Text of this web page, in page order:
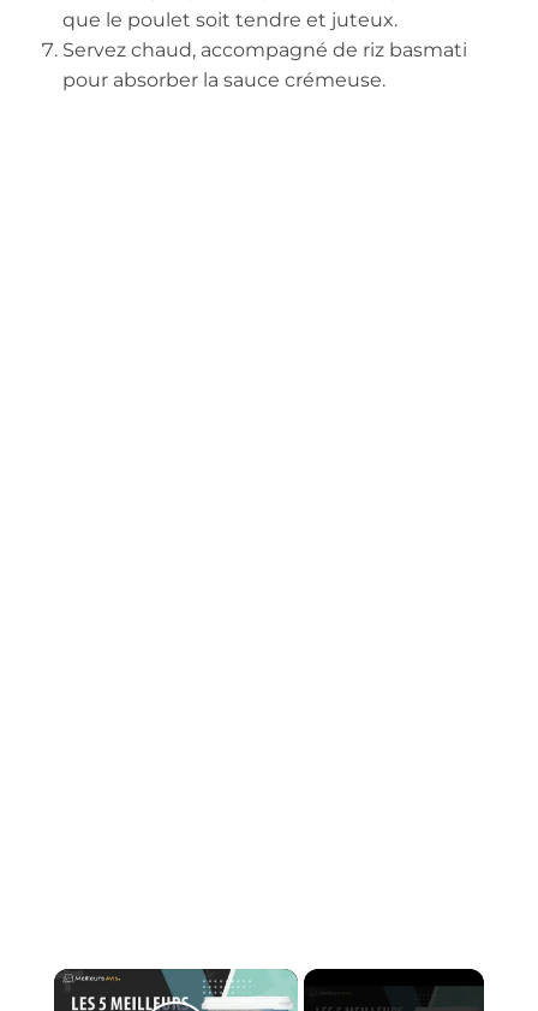
que le poulet soit tendre et juteux.
Servez chaud, accompagné de riz basmati
pour absorber la sauce crémeuse.
×